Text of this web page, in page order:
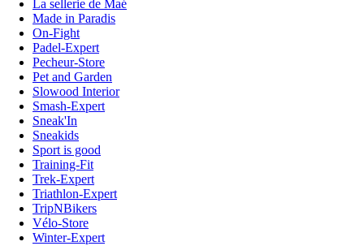
La sellerie de Maé
Made in Paradis
On-Fight
Padel-Expert
Pecheur-Store
Pet and Garden
Slowood Interior
Smash-Expert
Sneak'In
Sneakids
Sport is good
Training-Fit
Trek-Expert
Triathlon-Expert
TripNBikers
Vélo-Store
Winter-Expert